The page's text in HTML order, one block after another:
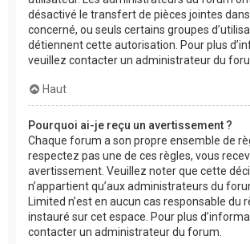
désactivé le transfert de pièces jointes
concerné, ou seuls certains groupes
détiennent cette autorisation. Pour plus
veuillez contacter un administrateur du
Haut
Pourquoi ai-je reçu un avertissement ?
Chaque forum a son propre ensemble de
respectez pas une de ces règles, vous
avertissement. Veuillez noter que cette
n’appartient qu’aux administrateurs du
Limited n’est en aucun cas responsable du
instauré sur cet espace. Pour plus
contacter un administrateur du forum.